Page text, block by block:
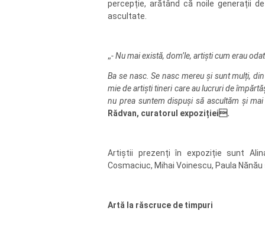
percepție, arătând că noile generații
ascultate.
„- Nu mai există, dom’le, artiști cum erau
Ba se nasc. Se nasc mereu și sunt mulți,
mie de artiști tineri care au lucruri de
nu prea suntem dispuși să ascultăm și
Rădvan, curatorul expoziției.
Artiștii prezenți în expoziție sunt
Cosmaciuc, Mihai Voinescu, Paula Nănău
Artă la răscruce de timpuri